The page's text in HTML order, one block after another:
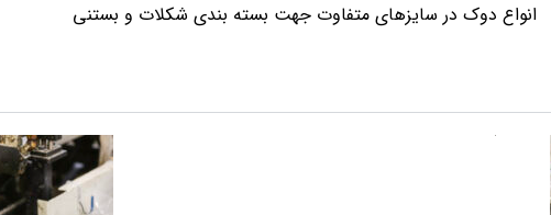
انواع دوک در سایزهای متفاوت جهت بسته بندی شکلات و بستنی